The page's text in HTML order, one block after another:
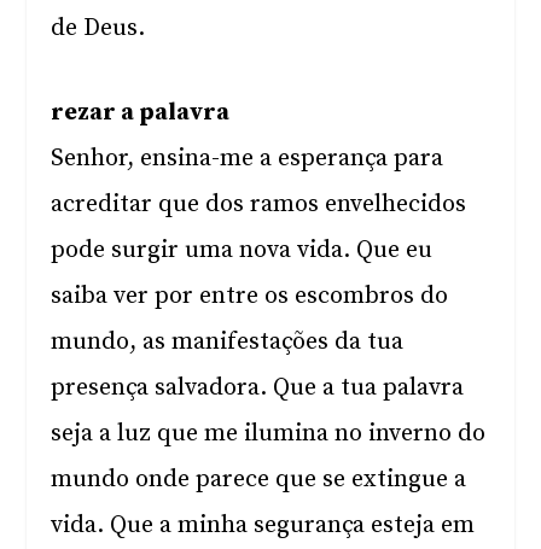
de Deus.
rezar a palavra
Senhor, ensina-me a esperança para
acreditar que dos ramos envelhecidos
pode surgir uma nova vida. Que eu
saiba ver por entre os escombros do
mundo, as manifestações da tua
presença salvadora. Que a tua palavra
seja a luz que me ilumina no inverno do
mundo onde parece que se extingue a
vida. Que a minha segurança esteja em